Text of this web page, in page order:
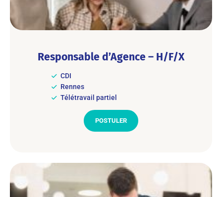
Responsable d’Agence – H/F/X
CDI
Rennes
Télétravail partiel
POSTULER